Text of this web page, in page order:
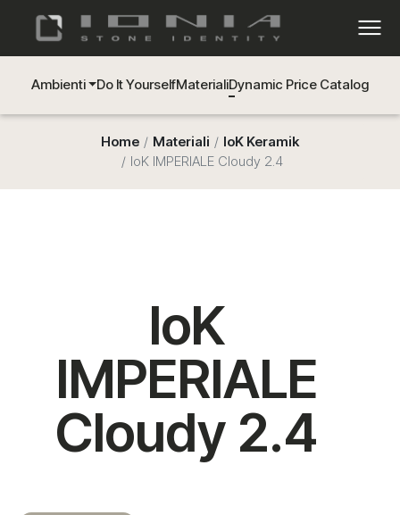
Ambienti Do It YourselfMaterialiDynamic Price Catalog
Home Materiali
IoK Keramik
IoK IMPERIALE Cloudy 2.4
IoK
IMPERIALE
Cloudy 2.4